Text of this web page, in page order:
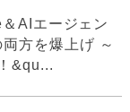
AIエージェン
方を爆上げ ～
&qu...